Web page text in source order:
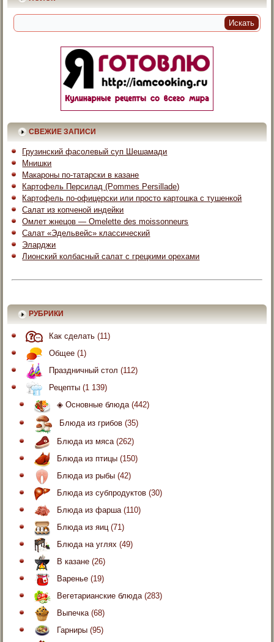
СВЕЖИЕ ЗАПИСИ
Грузинский фасолевый суп Шешамади
Мнишки
Макароны по-татарски в казане
Картофель Персилад (Pommes Persillade)
Картофель по-офицерски или просто картошка с тушенкой
Салат из копченой индейки
Омлет жнецов — Omelette des moissonneurs
Салат «Эдельвейс» классический
Эларджи
Лионский колбасный салат с грецкими орехами
РУБРИКИ
Как сделать (11)
Общее (1)
Праздничный стол (112)
Рецепты (1 139)
◈ Основные блюда(442)
Блюда из грибов (35)
Блюда из мяса(262)
Блюда из птицы (150)
Блюда из рыбы (42)
Блюда из субпродуктов (30)
Блюда из фарша(110)
Блюда из яиц(71)
Блюда на углях (49)
В казане (26)
Варенье (19)
Вегетарианские блюда(283)
Выпечка(68)
Гарниры (95)